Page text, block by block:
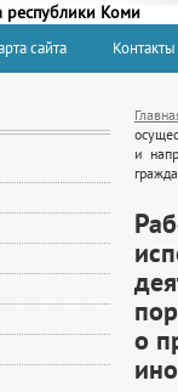
республики Коми
сайта Контакты
и
о